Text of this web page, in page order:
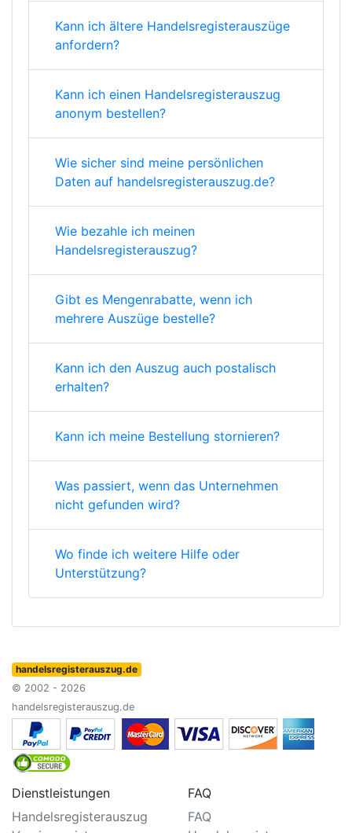
Kann ich ältere Handelsregisterauszüge
anfordern?
Kann ich einen Handelsregisterauszug
anonym bestellen?
Wie sicher sind meine persönlichen
Daten auf handelsregisterauszug.de?
Wie bezahle ich meinen
Handelsregisterauszug?
Gibt es Mengenrabatte, wenn ich
mehrere Auszüge bestelle?
Kann ich den Auszug auch postalisch
erhalten?
Kann ich meine Bestellung stornieren?
Was passiert, wenn das Unternehmen
nicht gefunden wird?
Wo finde ich weitere Hilfe oder
Unterstützung?
handelsregisterauszug.de
© 2002 - 2026
handelsregisterauszug.de
Dienstleistungen
Handelsregisterauszug
FAQ
FAQ